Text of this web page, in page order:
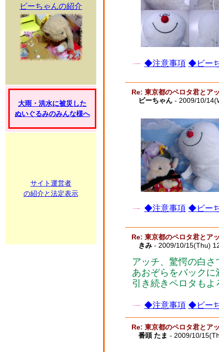
ビーちゃんの紹介
大雨・洪水に被災した
ぬいぐるみのみんな様へ
サイト運営者
の紹介と法定表示
◆注意事項 ◆ビー
Re: 東京都のペロタ君とア
ビーちゃん - 2009/10/
◆注意事項 ◆ビー
Re: 東京都のペロタ君とア
きみ - 2009/10/15(Thu)
アッチ、驚愕の白
あおぞらをバック
引き続きペロタも
◆注意事項 ◆ビー
Re: 東京都のペロタ君とア
番頭 たま - 2009/10/